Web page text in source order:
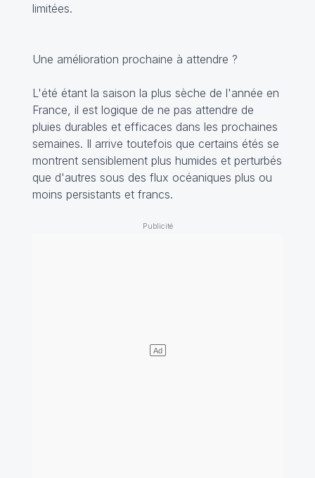
limitées.
Une amélioration prochaine à attendre ?
L'été étant la saison la plus sèche de l'année en
France, il est logique de ne pas attendre de
pluies durables et efficaces dans les prochaines
semaines. Il arrive toutefois que certains étés se
montrent sensiblement plus humides et perturbés
que d'autres sous des flux océaniques plus ou
moins persistants et francs.